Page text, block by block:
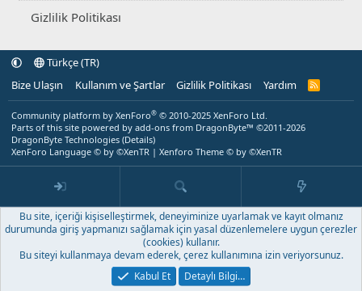
Gizlilik Politikası
Türkçe (TR)
Bize Ulaşın
Kullanım ve Şartlar Gizlilik Politikası Yardım
R
Community platform by XenForo® © 2010-2025 XenForo Ltd.
Parts of this site powered by add-ons from DragonByte™ ©2011-2026
DragonByte Technologies (Details)
XenForo Language © by ©XenTR | Xenforo Theme © by ©XenTR
Bu site, içeriği kişiselleştirmek, deneyiminize uyarlamak ve kayıt olmanız
durumunda giriş yapmanızı sağlamak için yasal düzenlemelere uygun çerezler
(cookies) kullanır.
Bu siteyi kullanmaya devam ederek, çerez kullanımına izin veriyorsunuz.
Kabul Et
Detaylı Bilgi…